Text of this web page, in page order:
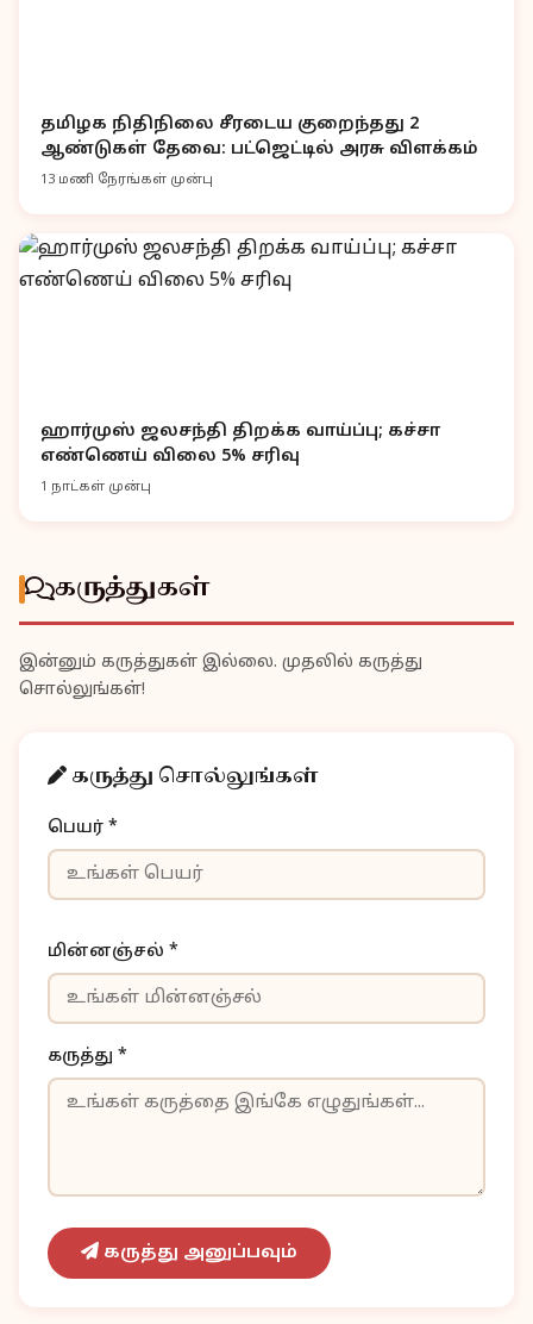
தமிழக நிதிநிலை சீரடைய குறைந்தது 2
ஆண்டுகள் தேவை: பட்ஜெட்டில் அரசு விளக்கம்
13 மணி நேரங்கள் முன்பு
ஹார்முஸ் ஜலசந்தி திறக்க வாய்ப்பு; கச்சா
எண்ணெய் விலை 5% சரிவு
1 நாட்கள் முன்பு
கருத்துகள்
இன்னும் கருத்துகள் இல்லை. முதலில் கருத்து
சொல்லுங்கள்!
கருத்து சொல்லுங்கள்
பெயர் *
மின்னஞ்சல் *
கருத்து *
கருத்து அனுப்பவும்